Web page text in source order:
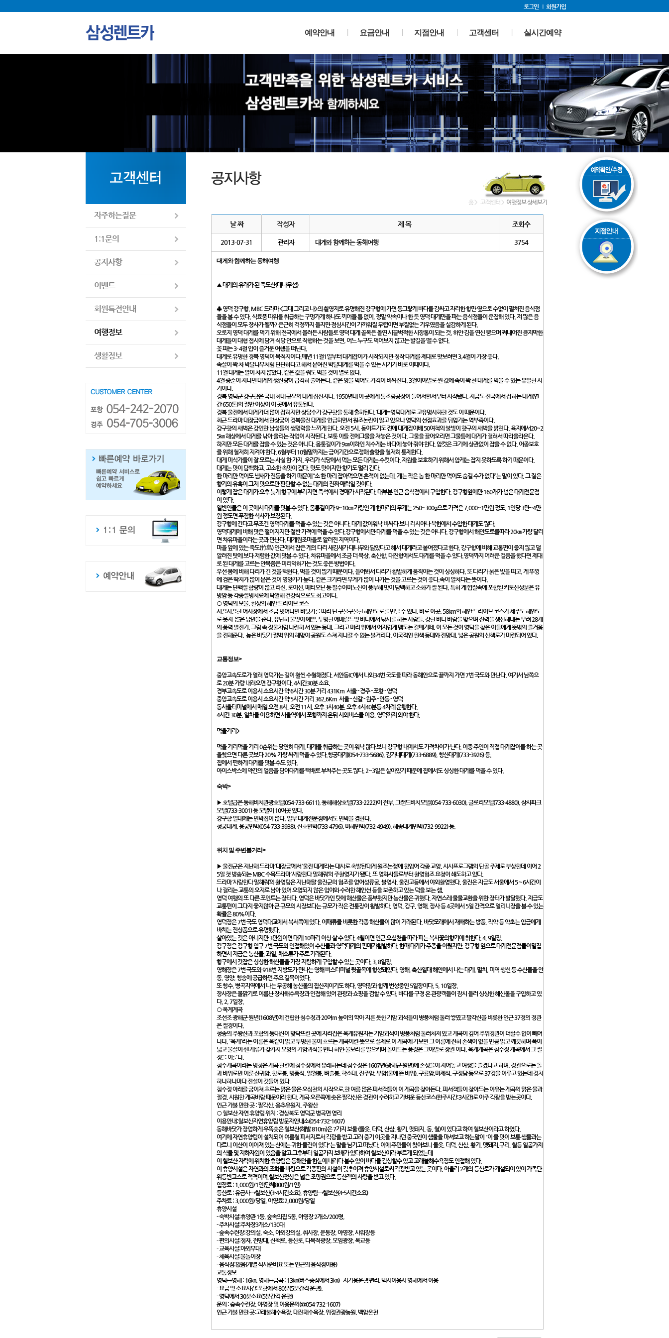
로그인 회원가입
예약안내 요금안내 지점안내 고객센터 실시간예약
자주하는질문
1:1문의
공지사항
이벤트
회원특전안내
여행정보
생활정보
홈> 고객센터 > 여행정보 상세보기
날 짜 작성자 제 목 조회수
2013-07-31 관리자 대게와 함께하는 동해여행 3754
대게와 함께하는 동해여행
▲ 대게의 유래가 된 죽도산(대나무섬)
♣ 영덕 강구항. MBC 드라마 <그대 그리고 나>의 촬영지로 유명해진 강구항에 가면 동그랗게 바다를 감싸고 자리한 항만 옆으로 수없이 펼쳐진 음식점
들을 볼 수 있다. 식료품 따위를 취급하는 구멍가게 하나도 끼어들 틈 없이, 정말 약속이나 한 듯 영덕 대게만을 파는 음식점들이 운집해 있다. 저 많은 음
식점들이 모두 장사가 될까? 은근히 걱정까지 들지만 점심시간이 가까워질 무렵이면 부질없는 기우였음을 실감하게 된다.
오로지 영덕 대게를 먹기 위해 전국에서 몰려든 사람들로 영덕 대게 골목은 돌연 시끌벅적한 시장통이 되는 것. 하얀 김을 연신 뿜으며 쪄내어진 큼지막한
대게들이 대형 접시에 담겨 식당 안으로 직행하는 것을 보면, 어느 누구도 먹어보지 않고는 발길을 뗄 수 없다.
꽃 피는 3- 4월 입이 즐거운 여행을 떠난다.
대게로 유명한 경북 영덕이 목적지이다.매년 11월1일부터 대게잡이가 시작되지만 정작 대게를 제대로 맛보려면 3,4월이 가장 좋다.
속살이 꽉 차 박달나무처럼 단단하다고 해서 붙여진 박달대게를 먹을 수 있는 시기가 바로 이때이다.
11월 대게는 알이 차지 않았다. 같은 값을 줘도 먹을 것이 별로 없다.
4월 중순이 지나면 대게의 생산량이 급격히 줄어든다. 같은 양을 먹어도 가격이 비싸진다. 3월이야말로 싼 값에 속이 꽉 찬 대게를 먹을 수 있는 유일한 시
기이다.
경북 영덕군 강구항은 국내 최대 규모의 대게 집산지다. 1950년대 이 곳에게 통조림공장이 들어서면서부터 시작됐다. 지금도 전국에서 잡히는 대게(연
간 650톤)의 절반 이상이 이 곳에서 유통된다.
경북 울진에서 대게가더 많이 잡히지만 상당수가 강구항을 통해 출하된다. ‘대게=영덕대게’로 고유명사화한 것도 이 때문이다.
최근 드라마 대장금에서 한상궁이 경북울진 대게를 언급하면서 원조논란이 일고 있으나 영덕의 선점효과를 뒤엎기는 역부족이다.
강구항의 새벽은 강인한 남성들의 생명력을 느끼게 한다. 오전 5시, 동이트기도 전에 대게잡이배 50여척의 불빛이 항구의 새벽을 밝힌다. 육지에서20~2
5㎞ 해상에서 대게를 낚아 올리는 작업이 시작된다. 보통 이틀 전에그물을 쳐놓은 것이다. 그물을 끌어오리면 그물틈에 대게가 걸려서 따라올라온다.
하지만 모든 대게를 잡을 수 있는 것은 아니다. 몸통길이가 9㎝이하인 치수게는 바다에 놓아 줘야 한다. 암컷은 크기에 상관없이 잡을 수 없다. 어종보호
를 위해 철저히 지켜야 한다. 6월부터 10월말까지는 금어기간으로정해 출항을 철저히 통제한다.
대게 미식가들이 잘 모르는 사실 한 가지. 우리가 식당에서 먹는 모든 대게는 수컷이다. 자원을 보호하기 위해서 암케는 잡지 못하도록 하기 때문이다.
대게는 맛이 담백하고, 고소한 속맛이 깊다. 맛도 맛이지만 향기도 멀리 간다.
한 마리만 먹어도 냄새가 진동을 하기 때문에 “소 한 마리 잡아먹으면 흔적이 없는데, 게는 작은 놈 한 마리만 먹어도 숨길 수가 없다”는 말이 있다. 그 짙은
향기의 유혹이 그저 맛으로만 판단할 수 없는 대게의 진짜 매력일 것이다.
이렇게 잡은 대게가 오후 늦게 항구에 부려지면 즉석에서 경매가 시작된다. 대부분 인근 음식점에서 구입한다. 강구항앞에만 160개가 넘은 대게전문점
이 있다.
일반인들은 이 곳에서 대게를 맛볼 수 있다. 몸통길이가 9~10㎝ 가량인 게 한마리의 무게는 250~300g으로 가격은 7,000~1만원 정도. 1인당 3만~4만
원 정도면 푸짐한 식사가 보장된다.
강구항에 간다고 무조건 영덕대게를 먹을 수 있는 것은 아니다. 대게 값이워낙 비싸다 보니 러시아나 북한에서 수입한 대게도 많다.
영덕대게에 비해 맛은 떨어지지만 절반 가격에 먹을 수 있다.강구항에서만 대게를 먹을 수 있는 것은 아니다. 강구항에서 해안도로를따라 20㎞ 가량 달리
면 차유마을이라는 곳과 만난다. 대게원조마을로 알려진 지역이다.
마을 앞에 있는 죽도(竹島) 인근에서 잡은 게의 다리 새김새가 대나무와 닮았다고 해서 대게라고 붙여졌다고 한다. 강구항에 비해 교통편이 좋지 않고 덜
알려진 탓에 보다 저렴한 값에 맛볼 수 있다. 차유마을에서 조금 더 북상, 축산항, 대진항에서도 대게를 먹을 수 있다.영덕까지 어려운 걸음을 했다면 제대
로 된 대게를 고르는 안목쯤은 미리익혀가는 것도 좋은 방법이다.
우선 몸에 비해 다리가 긴 것을 택한다. 먹을 것이 많기 때문이다. 들어봐서 다리가 활발하게 움직이는 것이 싱싱하다. 또 다리가 붉은 빛을 띠고, 게 뚜껑
에 검은 딱지가 많이 붙은 것이 영양가가 높다. 같은 크기라면 무게가 많이 나가는 것을 고르는 것이 좋다.속이 알차다는 뜻이다.
대게는 단백질 함량이 많고 리신, 로이신, 메티오닌 등 필수아미노산이 풍부해 맛이 담백하고 소화가 잘 된다. 특히 게 껍질속에 포함된 키토산성분은 유
방암 등 각종질병치료에 탁월해 건강식으로도 최고이다.
○ 영덕의 보물, 환상의 해안 드라이브 코스
시끌시끌한 어시장에서 조금 벗어나면 바닷가를 따라 난 구불구불한 해안도로를 만날 수 있다. 바로 이곳, 58km의 해안 드라이브 코스가 제주도 해안도
로 못지 않은 낭만을 준다. 유난히 물빛이 예쁜, 투명한 에메랄드빛 바다에서 낚시를 하는 사람들. 강한 바다 바람을 맞으며 전력을 생산해내는 무려 28개
의 풍력 발전기, 그림 속 정물처럼 나란히 서 있는 등대, 그리고 머리 위에서 어지럽게 맴도는 갈매기떼, 이 모든 것이 영덕을 찾은 이들에게 뜻밖의 즐거움
을 전해준다. 높은 바닷가 절벽 위의 해맞이 공원도 스쳐 지나갈 수 없는 볼거리다. 이국적인 흰색 등대와 전망대, 넓은 공원의 산책로가 마련되어 있다.
교통정보>
중앙고속도로가 열려 영덕가는 길이 훨씬 수월해졌다. 서안동IC에서 나와34번 국도를 따라 동해안으로 끝까지 가면 7번 국도와 만난다. 여기서 남쪽으
로 20분 가량 내려오면 강구항이다. 4시간30분 소요.
경부고속도로 이용시 소요시간 약 6시간 30분 거리 431Km 서울 - 경주 - 포항 - 영덕
중앙고속도로 이용시 소요시간 약 5시간 거리 362.6Km 서울 - 신갈 - 원주 - 안동 - 영덕
동서울터미널에서 매일 오전 8시, 오전 11시, 오후 3시40분, 오후 4시40분등 4차례 운행한다.
4시간 30분. 열차를 이용하면 서울역에서 포항까지 온뒤 시외버스를 이용, 영덕까지 와야 한다.
먹을거리>
먹을 거리먹을 거리 0순위는 당연히 대게. 대게를 취급하는 곳이 워낙 많다 보니 강구항 내에서도 가격차이가 난다. 이중 주인이 직접 대게잡이를 하는 곳
을찾으면 다른 곳보다 20% 가량 싸게 먹을 수 있다.청궁대게(054-733-5686), 김가네대게(733-6889), 청산대게(733-3926) 등.
집에서 편하게 대게를 맛볼 수도 있다.
아이스박스에 약간의 얼음을 담아대게를 택배로 부쳐주는 곳도 많다. 2~3일은 살아있기 때문에 집에서도 싱싱한 대게를 먹을 수 있다.
숙박>
▶ 호텔급은 동해비치관광호텔(054-733-6611), 동해해상호텔(733-2222)이 전부. 그랜드비치모텔(054-733-6030), 글로리모텔(733-4880), 삼사파크
모텔(733-3001) 등 모텔이 10여곳 있다.
강구항 일대에는 민박집이 많다. 일부 대게전문점에서도 민박을 겸한다.
청궁대게, 용궁민박(054-733-3938), 산호민박(733-4796), 미혜민박(732-4949), 해송대게민박(732-9922) 등.
위치 및 주변볼거리>
▶ 울진군은 지난해 드라마 ‘대장금’에서 ‘울진 대게’라는 대사로 촉발된‘대게 원조논쟁’에 힘입어 각종 교양, 시사프로그램의 단골 주제로 부상한데 이어 2
5일 첫 방송되는 MBC 수목드라마 ‘사랑한다 말해줘’의 주촬영지가 됐다. 또 영화사들로부터 촬영협조 요청이 쇄도하고 있다.
드라마 ‘사랑한다 말해줘’의 촬영팀은 지난해말 울진군의 협조를 얻어성류굴, 불영사, 울진고등에서 야외촬영했다. 울진은 지금도 서울에서 5∼6시간이
나 걸리는 교통의 오지로 남아 있어 오염되지 않은 임야와 수려한 해안선 등을 보존하고 있는 덕을 보는 셈.
영덕 여행의 또 다른 포인트는 장터다. 영덕은 바닷가인 탓에 해산물은 풍부했지만 농산물은 귀했다. 자연스레 물물교환을 위한 장터가 발달했다. 지금도
교통편이 그다지 좋지않아 큰 규모의 시장보다는 규모가 작은 전통장이 활발하다. 영덕, 강구, 영해, 장사 등 4곳에서 5일 간격으로 열리니장을 볼 수 있는
확률은 80%이다.
영덕장은 7번 국도 영덕대교에서 북서쪽에 있다. 어패류를 비롯한 각종 해산물이 많이 거래된다. 바닷모래에서 재배하는 방풍, 작약 등 약초는 임금에게
바치는 진상품으로 유명했다.
살아있는 것은 아니지만 3만원이면 대게 10마리 이상 살 수 있다. 4월이면 인근 오십천을 따라 피는 복사꽃의향기에 취한다. 4, 9일장.
강구장은 강구항 입구 7번 국도와 인접해있어 수산물과 영덕대게의 판매가활발하다. 한때 대게가 주종을 이뤘지만, 강구항 앞으로 대게전문점들이밀집
하면서 지금은 농산물, 과일, 채소류가 주로 거래된다.
항구에서 갓잡은 싱싱한 해산물을 가장 저렴하게 구입할 수 있는 곳이다. 3, 8일장.
영해장은 7번 국도와 918번 지방도가 만나는 영해 버스터미널 뒷골목에 형성돼있다. 영해, 축산일대 해안에서 나는 대게, 멸치, 미역 생선 등 수산물을 안
동, 영양, 청송에 공급하던 주요 길목이었다.
또 창수, 병곡지역에서 나는 무공해 농산물의 집산지이기도 하다. 영덕장과 함께 번성중인 5일장이다. 5, 10일장.
장사장은 물맑기로 이름난 장사해수욕장과 인접해 있어 관광과 쇼핑을 겸할 수 있다. 바다를 구경 온 관광객들이 잠시 들러 싱싱한 해산물을 구입하고 있
다. 2, 7일장.
○ 옥계계곡
조선조 광해군 원년(1608년)에 건립한 침수정과 20여m 높이의 깍아 지른 듯한 기암 괴석들이 병풍처럼 둘러 쌓였고 팔각산을 비롯한 인근 37경의 경관
은 절경이다.
청송의 주왕산과 포항의 동대산이 맞닥뜨린 곳에 자리잡은 옥계유원지는 기암괴석이 병풍처럼 둘러처져 있고 계곡이 깊어 주위경관이 더할수 없이 빼어
나다. '옥계'라는 이름은 옥같이 맑고 투명한 물이 흐르는 계곡이란 뜻으로 실제로 이 계곡에 가보면 그 이름에 전혀 손색이 없을 만큼 맑고 깨끗하며 폭이
넓고 물살이 센 계류가 갖가지 모양의 기암괴석을 만나 하얀 물보라를 일으키며 돌아드는 풍경은 그야말로 장관 이다. 옥계계곡은 침수정 계곡에서 그 절
정을 이룬다.
침수계곡이라는 명칭은 계곡 한켠에 침수정에서 유래하는데 침수정은 1607년(광해군 원년)에 손성을이 지어놓고 여생을 즐겼다고 하며, 경관으로는 돌
과 바위로만 이룬 산귀암, 향로봉, 병풍석, 일월봉, 벼슬봉, 학소대, 진주암, 부암(물에 뜬 바위), 구룡암,마제석, 구정담 등으로 37경을 이루고 있는데 경치
하나하나마다 전설이 깃들어 있다
침수정 아래를 굽이쳐 흐르는 맑은 물은 오십천의 시작으로,한 여름 많은 피서객들이 이 계곡을 찾아든다. 피서객들이 찾아드는 이유는 계곡의 맑은 물과
절경, 시원한 계곡바람 때문이라 한다. 계곡 오른쪽에 솟은 팔각산은 경관이 수려하고 가벼운 등산코스(완주시간:3시간)로 아주 각광을 받는곳이다.
인근 가볼 만한 곳 : 팔각산, 용추유원지, 주왕산
○ 칠보산 자연 휴양림 위치 : 경상북도 영덕군 병곡면 영리
이용안내:칠보산자연휴양림 방문자안내소(054-732-1607)
동해바닷가 장엄하게 우뚝솟은 칠보산(해발 810m)은 7가지 보물 (돌옷, 더덕, 산삼, 황기, 멧돼지, 동, 철)이 있다고 하여 칠보산이라고 하였다.
여기에 자연휴양림이 설치되어 여름철 피서지로서 각광을 받고 고려 중기 이곳을 지나던 중국인이 샘물을 마셔보고 하는말이 "이 물 맛이 보통 샘물과는
다르니 이산이 이어져 있는 산에는 귀한 물건이 있다"는 말을 남기고 떠났다. 이에 주민들이 찾아보니 돌옷, 더덕, 산삼, 황기, 멧돼지,구리, 철등 일곱가지
의 식물 및 지하자원이 있음을 알고 그후부터 일곱가지 보배가 있다하여 칠보산이라 부르게 되었는데
이 칠보산 자락에 위치한 휴양림은 동해안을 한눈에 내려다 볼수 있어 바다를 감상할수 있고 고래불해수욕장도 인접해 있다.
이 휴양시설은 자연과의 조화를 바탕으로 각종편의 시설이 갖추어져 휴양시설로써 각광받고 있는 곳이다. 아울러 2개의 등산로가 개설되어 있어 가족단
위등반코스로 적격이며,칠보산정상은 넓은 조망권으로 등산객의 사랑을 받고 있다.
입장료 : 1,000원/1인(단체800원/1인)
등산로 : 유금사→칠보산(3-4시간소요), 휴양림→칠보산(4-5시간소요)
주차료 : 3,000원/당일, 야영료:2,000원/당일
휴양시설
- 숙박시설:휴양관 1동, 숲속의집 5동, 야영장 2개소/200명,
- 주차시설:주차장3개소/130대
- 숲속수련장:강의실, 숙소, 야외강의실, 취사장, 운동장, 야영장, 샤워장등
- 편의시설:정자, 전망대, 산책로, 등산로, 다목적광장, 모임광장, 목교등
- 교육시설:야외무대
- 체육시설:물놀이장
- 음식점:없음(개별 식사준비요 또는 인근의 음식점이용)
교통정보
영덕↔영해 : 16㎞, 영해↔금곡 : 13㎞(버스종점에서 3㎞) - 자가용운행 편리, 택시이용시 영해에서 이용
- 요금 및 소요시간:포항에서 80분(5분간격 운행),
- 영덕에서 30분소요(5분간격 운행)
문의 : 숲속수련장, 야영장 및 이용문의(☎054-732-1607)
인근 가볼 만한 곳:고래불해수욕장, 대진해수욕장, 위정관광농원, 백암온천